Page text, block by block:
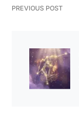
PREVIOUS POST